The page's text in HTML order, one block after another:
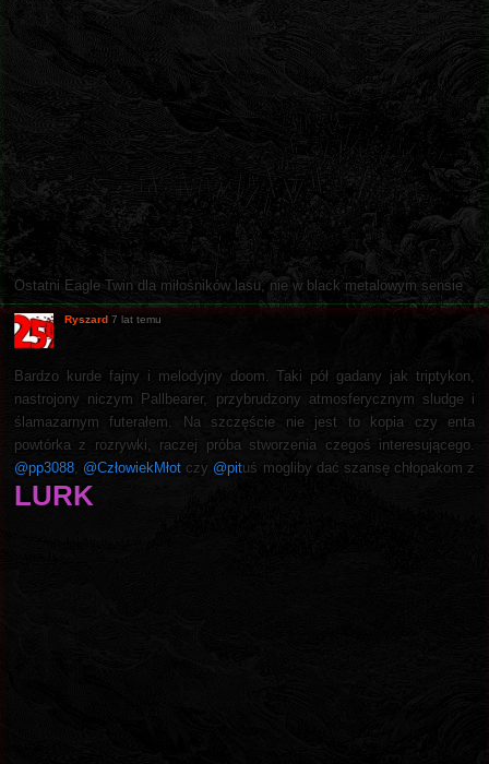
Ostatni Eagle Twin dla miłośników lasu, nie w black metalowym sensie
Ryszard 7 lat temu
Bardzo kurde fajny i melodyjny doom. Taki pół gadany jak triptykon,
nastrojony niczym Pallbearer, przybrudzony atmosferycznym sludge i
ślamazarnym futerałem. Na szczęście nie jest to kopia czy enta
powtórka z rozrywki, raczej próba stworzenia czegoś interesującego.
@pp3088 @CzłowiekMłot czy @pituś mogliby dać szansę chłopakom z
LURK